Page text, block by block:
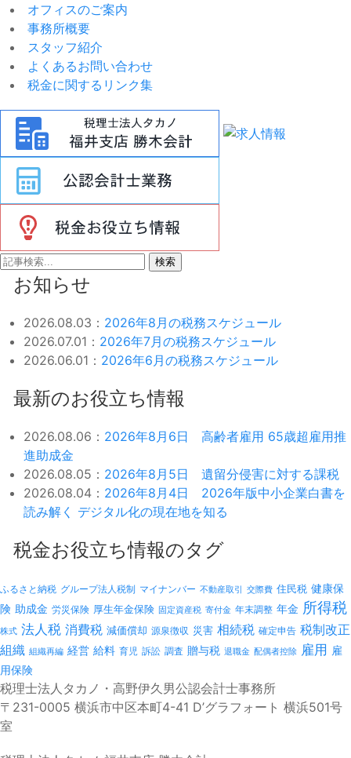
オフィスのご案内
事務所概要
スタッフ紹介
よくあるお問い合わせ
税金に関するリンク集
検索
お知らせ
2026.08.03： 2026年8月の税務スケジュール
2026.07.01： 2026年7月の税務スケジュール
2026.06.01： 2026年6月の税務スケジュール
最新のお役立ち情報
2026.08.06： 2026年8月6日 高齢者雇用 65歳超雇用推
進助成金
2026.08.05： 2026年8月5日 遺留分侵害に対する課税
2026.08.04： 2026年8月4日 2026年版中小企業白書を
読み解く デジタル化の現在地を知る
税金お役立ち情報のタグ
ふるさと納税 グループ法人税制 マイナンバー 不動産取引 交際費 住民税 健康保
険 助成金 労災保険 厚生年金保険 固定資産税 寄付金 年末調整 年金 所得税
株式 法人税 消費税 減価償却 源泉徴収 災害 相続税 確定申告 税制改正
組織 組織再編 経営 給料 育児 訴訟 調査 贈与税 退職金 配偶者控除 雇用 雇
用保険
税理士法人タカノ・高野伊久男公認会計士事務所
〒231-0005 横浜市中区本町4-41 D’グラフォート 横浜501号
室